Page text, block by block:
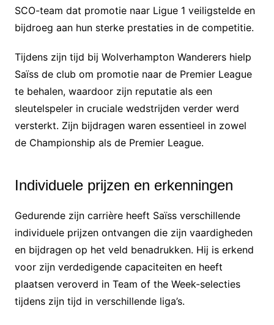
SCO-team dat promotie naar Ligue 1 veiligstelde en
bijdroeg aan hun sterke prestaties in de competitie.
Tijdens zijn tijd bij Wolverhampton Wanderers hielp
Saïss de club om promotie naar de Premier League
te behalen, waardoor zijn reputatie als een
sleutelspeler in cruciale wedstrijden verder werd
versterkt. Zijn bijdragen waren essentieel in zowel
de Championship als de Premier League.
Individuele prijzen en erkenningen
Gedurende zijn carrière heeft Saïss verschillende
individuele prijzen ontvangen die zijn vaardigheden
en bijdragen op het veld benadrukken. Hij is erkend
voor zijn verdedigende capaciteiten en heeft
plaatsen veroverd in Team of the Week-selecties
tijdens zijn tijd in verschillende liga’s.